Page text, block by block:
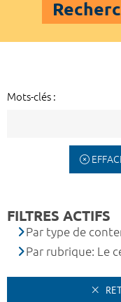
Mots-clés :
FILTRES ACTIFS
Par type de
Par rubrique: Le